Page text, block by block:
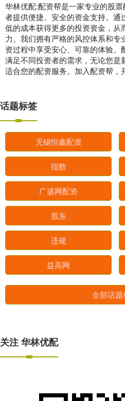
华林优配:配资帮是一家专业的股
者提供便捷、安全的资金支持。
低的成本获得更多的投资资金，
力。我们拥有严格的风控体系和
资过程中享受安心、可靠的体验。
满足不同投资者的需求，无论您是
适合您的配资服务。加入配资帮，
话题标签
无锡恒鑫配资
指数
广盛网配资
股东
违规
益高网
全部话题
关注 华林优配